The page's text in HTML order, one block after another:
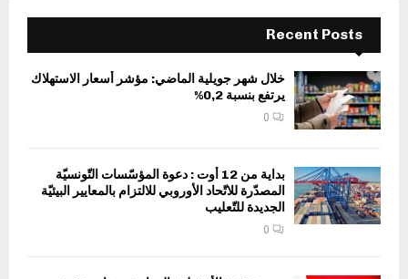
Recent Posts
خلال شهر جويلية الماضي: مؤشر أسعار الاستهلاك
يرتفع بنسبة 0,2%
0
بداية من 12 أوت : دعوة المؤسّسات التّونسيّة
المصدّرة للاتّحاد الأوروبي للالتزام بالمعايير البيئيّة
الجديدة للتّعليب
0